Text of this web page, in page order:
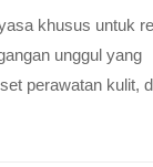
khusus untuk
unggul yang
perawatan kulit,